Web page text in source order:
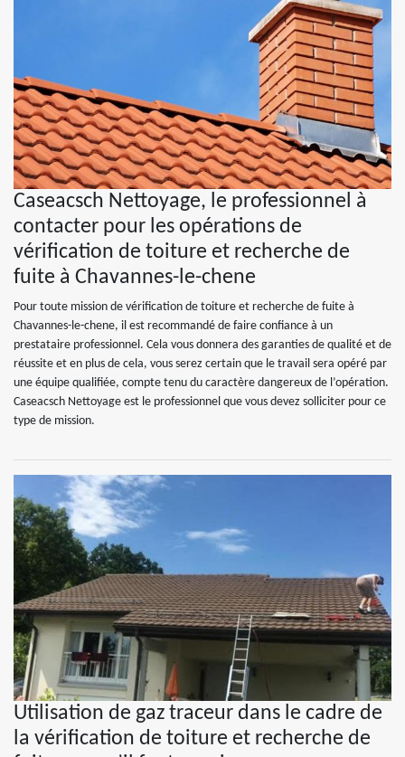
Caseacsch Nettoyage, le professionnel à
contacter pour les opérations de
vérification de toiture et recherche de
fuite à Chavannes-le-chene
Pour toute mission de vérification de toiture et recherche de fuite à
Chavannes-le-chene, il est recommandé de faire confiance à un
prestataire professionnel. Cela vous donnera des garanties de qualité et de
réussite et en plus de cela, vous serez certain que le travail sera opéré par
une équipe qualifiée, compte tenu du caractère dangereux de l’opération.
Caseacsch Nettoyage est le professionnel que vous devez solliciter pour ce
type de mission.
Utilisation de gaz traceur dans le cadre de
la vérification de toiture et recherche de